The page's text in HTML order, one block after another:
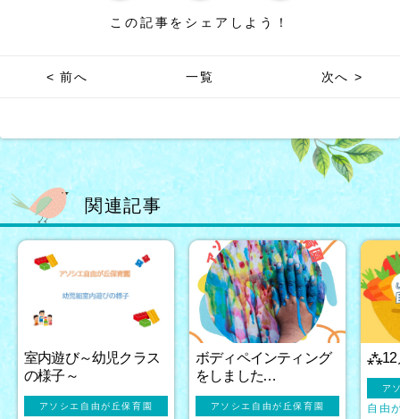
この記事をシェアしよう！
< 前へ 一覧 次へ >
関連記事
室内遊び～幼児クラス
の様子～
アソシエ自由が丘保育園
ボディペインティング
をしました…
アソシエ自由が丘保育園
⁂12
ア
自由